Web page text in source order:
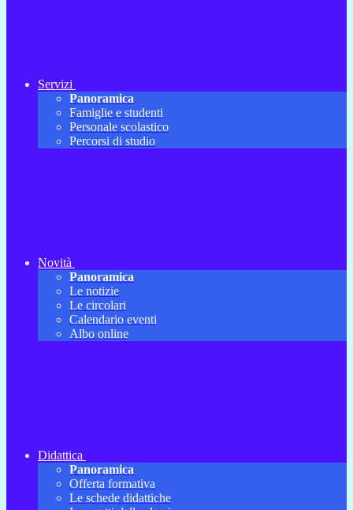
Servizi
Panoramica
Famiglie e studenti
Personale scolastico
Percorsi di studio
Novità
Panoramica
Le notizie
Le circolari
Calendario eventi
Albo online
Didattica
Panoramica
Offerta formativa
Le schede didattiche